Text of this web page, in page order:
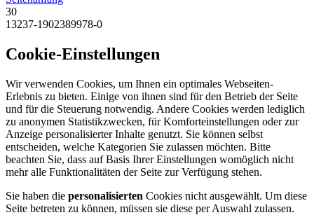
30
13237-1902389978-0
Cookie-Einstellungen
Wir verwenden Cookies, um Ihnen ein optimales Webseiten-
Erlebnis zu bieten. Einige von ihnen sind für den Betrieb der Seite
und für die Steuerung notwendig. Andere Cookies werden lediglich
zu anonymen Statistikzwecken, für Komforteinstellungen oder zur
Anzeige personalisierter Inhalte genutzt. Sie können selbst
entscheiden, welche Kategorien Sie zulassen möchten. Bitte
beachten Sie, dass auf Basis Ihrer Einstellungen womöglich nicht
mehr alle Funktionalitäten der Seite zur Verfügung stehen.
Sie haben die personalisierten Cookies nicht ausgewählt. Um diese
Seite betreten zu können, müssen sie diese per Auswahl zulassen.